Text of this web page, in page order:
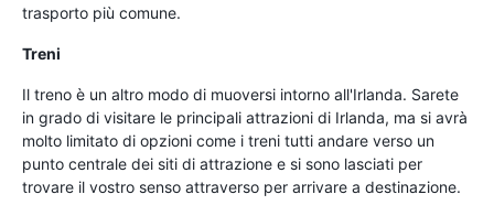
trasporto più comune.
Treni
Il treno è un altro modo di muoversi intorno all'Irlanda. Sarete
in grado di visitare le principali attrazioni di Irlanda, ma si avrà
molto limitato di opzioni come i treni tutti andare verso un
punto centrale dei siti di attrazione e si sono lasciati per
trovare il vostro senso attraverso per arrivare a destinazione.